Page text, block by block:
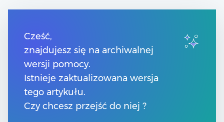
Przydatne linki
Spis treści
Pomoc Comarch Betterfly
Pomoc Comarch e-Sklep
Pomoc Comarch HRM
Kontakt
Cześć,
znajdujesz się na archiwalnej
wersji pomocy.
Istnieje zaktualizowana wersja
tego artykułu.
Czy chcesz przejść do niej ?